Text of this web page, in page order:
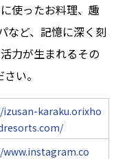
使ったお料理、趣
など、記憶に深く刻
力が生まれるその
い。
karaku.orixho